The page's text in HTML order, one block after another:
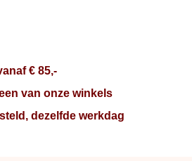
€ 85,-
van onze winkels
dezelfde werkdag